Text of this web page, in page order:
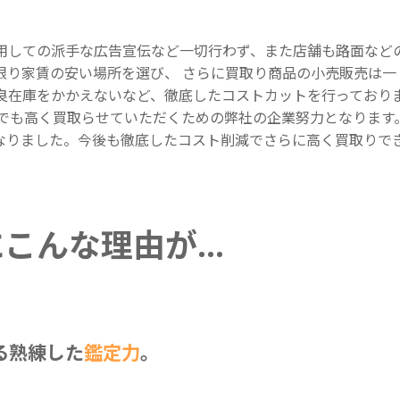
ての派手な広告宣伝など一切行わず、また店舗も路面など
家賃の安い場所を選び、 さらに買取り商品の小売販売は一
庫をかかえないなど、徹底したコストカットを行っており
も高く買取らせていただくための弊社の企業努力となります
ました。今後も徹底したコスト削減でさらに高く買取りで
んな理由が…
熟練した鑑定力。